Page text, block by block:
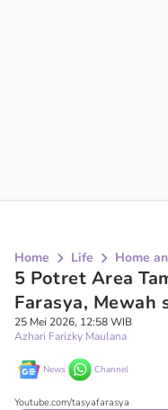
Home Life Home
5 Potret Area
Farasya,
25 Mei 2026, 12:58 WIB
Azhari Farizky Maulana
News Channel
Youtube.com/tasyafarasya